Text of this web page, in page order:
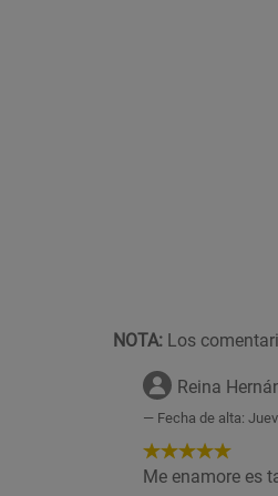
NOTA: Los
Reina
Fecha de alta:
5
de
Me enamore es